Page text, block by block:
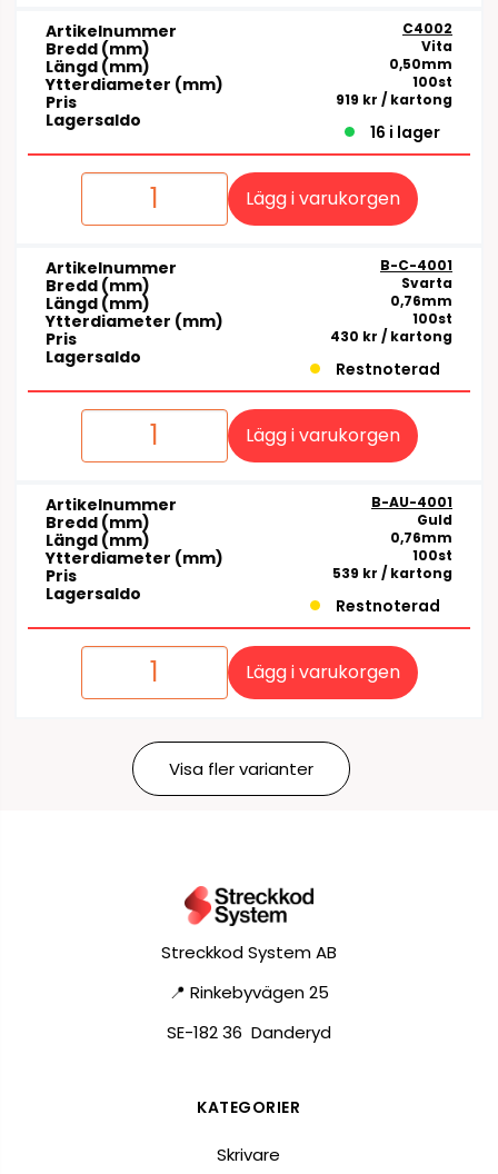
Artikelnummer C4002
Bredd (mm) Vita
Längd (mm) 0,50mm
Ytterdiameter (mm) 100st
Pris 919 kr / kartong
Lagersaldo
16 i lager
Lägg i varukorgen
Artikelnummer B-C-4001
Bredd (mm) Svarta
Längd (mm) 0,76mm
Ytterdiameter (mm) 100st
Pris 430 kr / kartong
Lagersaldo
Restnoterad
Lägg i varukorgen
Artikelnummer B-AU-4001
Bredd (mm) Guld
Längd (mm) 0,76mm
Ytterdiameter (mm) 100st
Pris 539 kr / kartong
Lagersaldo
Restnoterad
Lägg i varukorgen
Visa fler varianter
Streckkod System AB
📍 Rinkebyvägen 25
SE-182 36 Danderyd
KATEGORIER
Skrivare